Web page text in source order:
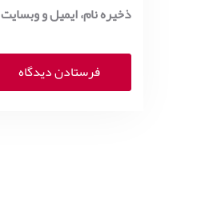
ذخیره نام، ایمیل و